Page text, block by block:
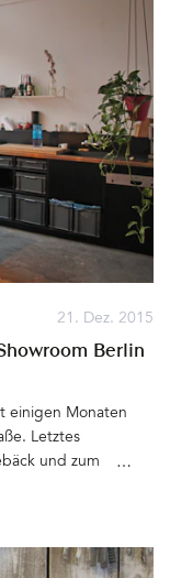
ich bereits hier
sehr. Sie fehlten
einer
auf den KPM-Sale
hatte ich das
Preis zu
mal anrufen
21. Dez. 2015
Berlin
einigen Monaten
Letztes
und zum
Lampe »Hang Jack«,